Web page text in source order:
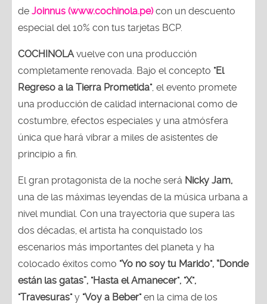
de Joinnus (www.cochinola.pe)con un descuento
especial del 10% con tus tarjetas BCP.
COCHINOLAvuelve con una producción
completamente renovada. Bajo el concepto "El
Regreso a la Tierra Prometida", el evento promete
una producción de calidad internacional como de
costumbre, efectos especiales y una atmósfera
única que hará vibrar a miles de asistentes de
principio a fin.
El gran protagonista de la noche será Nicky Jam,
una de las máximas leyendas de la música urbana a
nivel mundial. Con una trayectoria que supera las
dos décadas, el artista ha conquistado los
escenarios más importantes del planeta y ha
colocado éxitos como "Yo no soy tu Marido", “Donde
están las gatas”, "Hasta el Amanecer", "X",
"Travesuras"y "Voy a Beber"en la cima de los